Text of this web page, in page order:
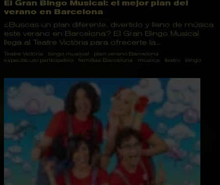
El Gran Bingo Musical: el mejor plan del
verano en Barcelona
¿Buscas un plan diferente, divertido y lleno de música
este verano en Barcelona? El Gran Bingo Musical
llega al Teatre Victòria para ofrecerte la...
Teatre Victòria bingo musical
plan verano Barcelona
espectáculo participativo
familias Barcelona musica teatro bingo